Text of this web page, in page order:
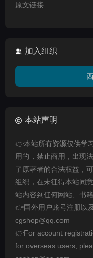
原文链接
加入组织
本站声明
👉本站所有资源仅供学
用的，禁止商用，出现
了原著者的合法权益，
组织，在未征得本站同
站内容到任何网站、书
👉国外用户账号注册以
cgshop@qq.com
👉For account
for overseas users,